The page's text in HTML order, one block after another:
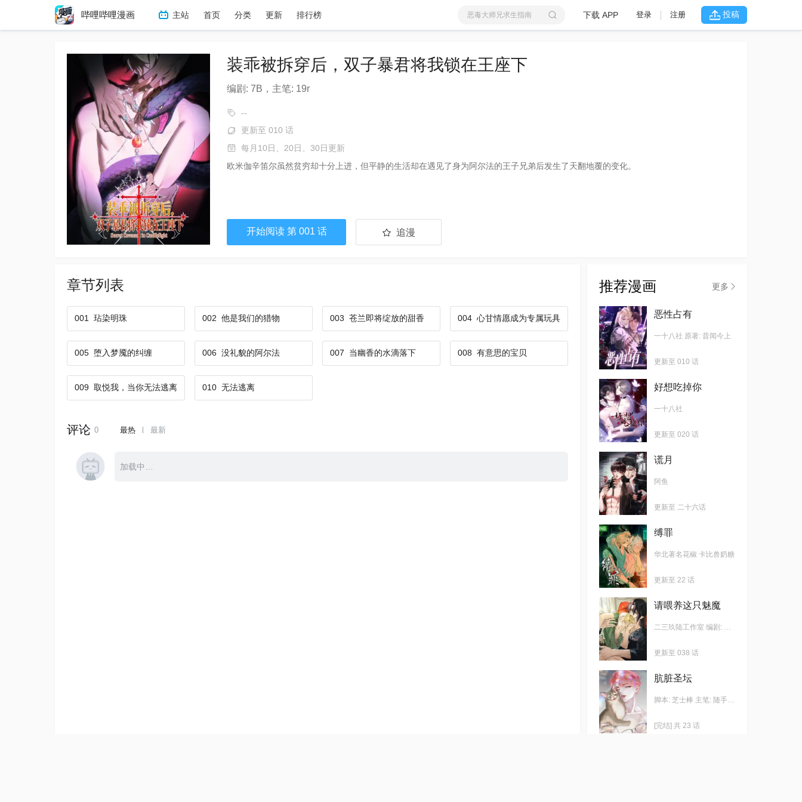
装乖被拆穿后，双子暴君将我锁在王座下
编剧: 7B，主笔: 19r
--
更新至 010 话
每月10日、20日、30日更新
欧米伽辛笛尔虽然贫穷却十分上进，但平静的生活却在遇见了身为阿尔法的王子兄弟后发生了天翻地覆的变化。
开始阅读 第 001 话
追漫
已追
章节列表
001 玷染明珠 002 他是我们的猎物 003 苍兰即将绽放的甜香 004 心甘情愿成为专属玩具
005 堕入梦魇的纠缠 006 没礼貌的阿尔法 007 当幽香的水滴落下 008 有意思的宝贝
009 取悦我，当你无法逃离 010 无法逃离
推荐漫画 更多
恶性占有
一十八社 原著: 昔闻今上
更新至 010 话
好想吃掉你
一十八社
更新至 020 话
谎月
阿鱼
更新至 二十六话
缚罪
华北著名花椒 卡比兽奶糖
更新至 22 话
请喂养这只魅魔
二三玖陆工作室 编剧: 撒盐猫
更新至 038 话
肮脏圣坛
脚本: 芝士棒 主笔: 随手保存 SE
[完结] 共 23 话
哔哩哔哩漫画 主站 首页 分类 更新 排行榜
恶毒大师兄求生指南
有兽焉
火影忍者
下载 APP 登录 注册 投稿